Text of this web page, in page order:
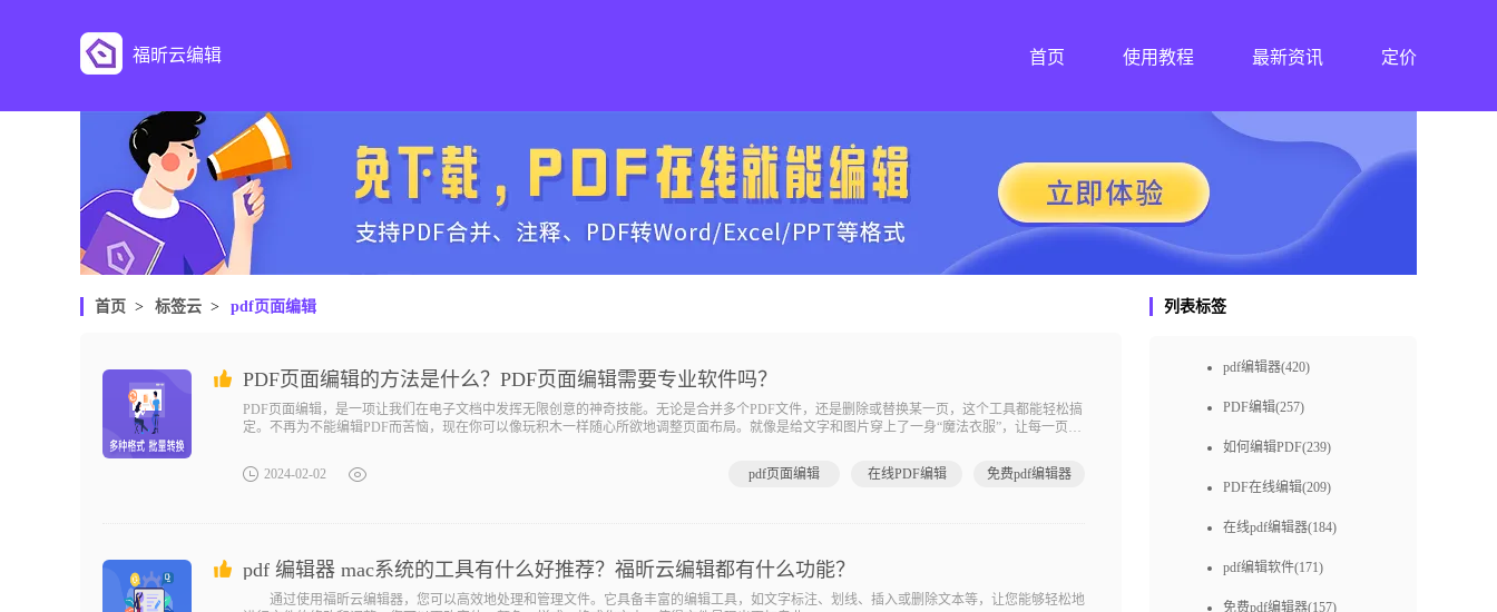
福昕云编辑 首页 使用教程 最新资讯 定价
首页 > 标签云 > pdf页面编辑
PDF页面编辑的方法是什么？PDF页面编辑需要专业软件吗？
PDF页面编辑，是一项让我们在电子文档中发挥无限创意的神奇技能。无论是合并多个PDF文件，还是删除或替换某一页，这个工具都能轻松搞
定。不再为不能编辑PDF而苦恼，现在你可以像玩积木一样随心所欲地调整页面布局。就像是给文字和图片穿上了一身“魔法衣服”，让每一页都
充满惊喜的数字世界，探索PDF页面编辑的
2024-02-02 pdf页面编辑 在线PDF编辑 免费pdf编辑器
pdf 编辑器 mac系统的工具有什么好推荐？福昕云编辑都有什么功能？
通过使用福昕云编辑器，您可以高效地处理和管理文件。它具备丰富的编辑工具，如文字标注、划线、插入或删除文本等，让您能够轻松地
列表标签
pdf编辑器(420)
PDF编辑(257)
如何编辑PDF(239)
PDF在线编辑(209)
在线pdf编辑器(184)
pdf编辑软件(171)
免费pdf编辑器(157)